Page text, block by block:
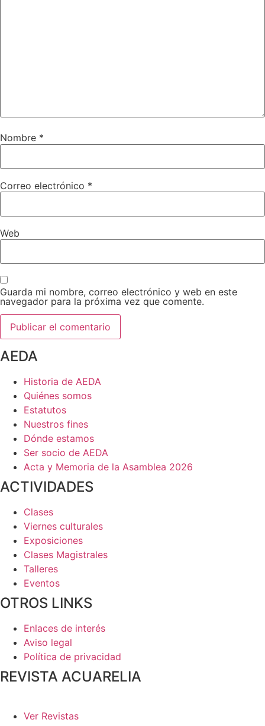
Nombre *
Correo electrónico *
Web
Guarda mi nombre, correo electrónico y web en este
navegador para la próxima vez que comente.
AEDA
Historia de AEDA
Quiénes somos
Estatutos
Nuestros fines
Dónde estamos
Ser socio de AEDA
Acta y Memoria de la Asamblea 2026
ACTIVIDADES
Clases
Viernes culturales
Exposiciones
Clases Magistrales
Talleres
Eventos
OTROS LINKS
Enlaces de interés
Aviso legal
Política de privacidad
REVISTA ACUARELIA
Ver Revistas